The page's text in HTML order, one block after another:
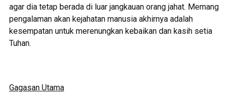
agar dia tetap berada di luar jangkauan orang jahat. Memang
pengalaman akan kejahatan manusia akhirnya adalah
kesempatan untuk merenungkan kebaikan dan kasih setia
Tuhan.
Gagasan Utama